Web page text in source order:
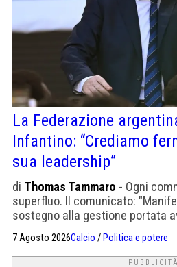
La Federazione
Infantino: “Crediamo
sua leadership”
di Thomas Tammaro - Ogni
superfluo. Il comunicato:
sostegno alla gestione portata
e trasparente"
7 Agosto 2026Calcio / Politica e potere